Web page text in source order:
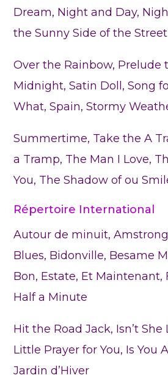
Dream, Night and Day,
the Sunny Side of the Street
Over the Rainbow, Prelude
Midnight, Satin Doll, Song
What, Spain, Stormy
Summertime, Take the A
a Tramp, The Man I Love,
You, The Shadow of ou
Répertoire International
Autour de minuit,
Blues, Bidonville, Besame
Bon, Estate, Et Maintenant,
Half a Minute
Hit the Road Jack, Isn’t She
Little Prayer for You, Is You
Jardin d’Hiver